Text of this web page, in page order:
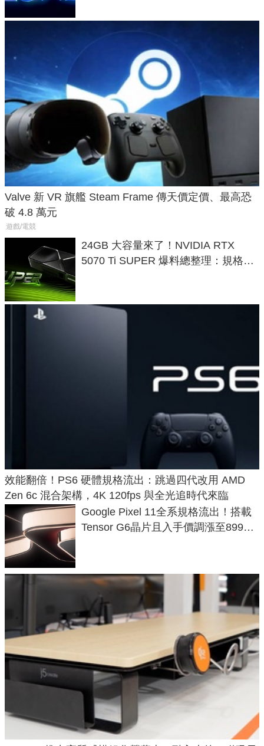
Valve 新 VR 旗艦 Steam Frame 傳天價定價、最高恐
破 4.8 萬元
遊戲/電競
24GB 大容量來了！NVIDIA RTX
5070 Ti SUPER 爆料總整理：規格、
效能翻倍！PS6 硬體規格流出：跳過四代改用 AMD
Zen 6c 混合架構，4K 120fps 與全光追時代來臨
Google Pixel 11全系規格流出！搭載
Tensor G6晶片且入手價調漲至899美